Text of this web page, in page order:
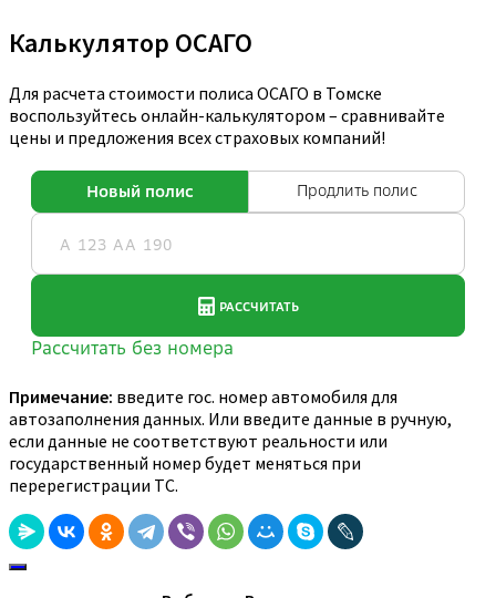
Калькулятор ОСАГО
Для расчета стоимости полиса ОСАГО в Томске
воспользуйтесь онлайн-калькулятором – сравнивайте
цены и предложения всех страховых компаний!
Примечание: введите гос. номер автомобиля для
автозаполнения данных. Или введите данные в ручную,
если данные не соответствуют реальности или
государственный номер будет меняться при
перерегистрации ТС.